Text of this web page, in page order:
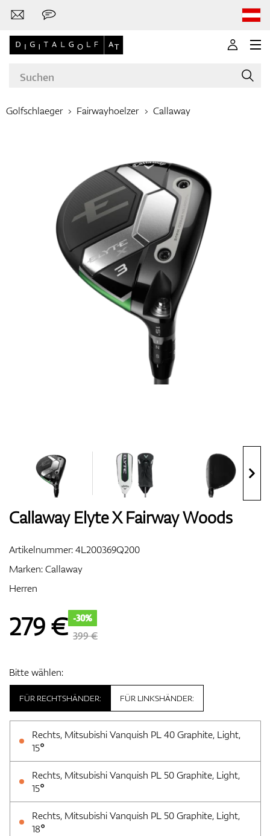
Golfschläger
Bekleidung
Handschuhe
Schuhe
Bags
Golfschlaeger Fairwayhoelzer Callaway
Callaway Elyte X Fairway Woods
Artikelnummer:4L200369Q200
Marken:Callaway
Herren
279€ -30%
399 €
Bitte wählen:
FÜR RECHTSHÄNDER:
Rechts, Mitsubishi Vanquish PL 40 Graphite, Light,
15°
Rechts, Mitsubishi Vanquish PL 50 Graphite, Light,
15°
Rechts, Mitsubishi Vanquish PL 50 Graphite, Light,
18°
FÜR LINKSHÄNDER: